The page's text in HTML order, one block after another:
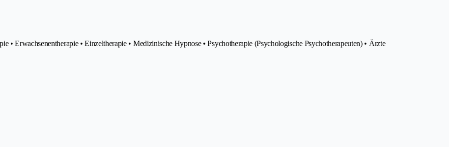
• Erwachsenentherapie • Einzeltherapie • Medizinische Hypnose • Psychotherapie (Psychologische Psychotherapeuten) • Ärzte